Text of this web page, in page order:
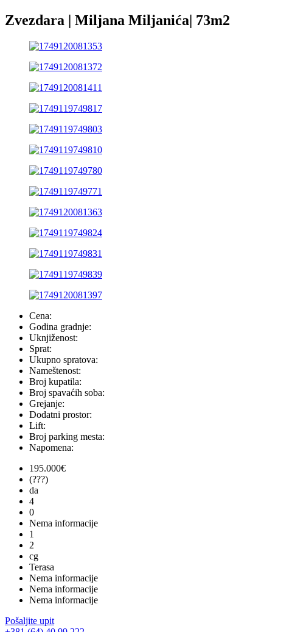
Zvezdara | Miljana Miljanića| 73m2
Cena:
Godina gradnje:
Uknjiženost:
Sprat:
Ukupno spratova:
Nameštenost:
Broj kupatila:
Broj spavaćih soba:
Grejanje:
Dodatni prostor:
Lift:
Broj parking mesta:
Napomena:
195.000€
(???)
da
4
0
Nema informacije
1
2
cg
Terasa
Nema informacije
Nema informacije
Nema informacije
Pošaljite upit